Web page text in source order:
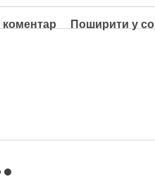
коментар
Поширити у